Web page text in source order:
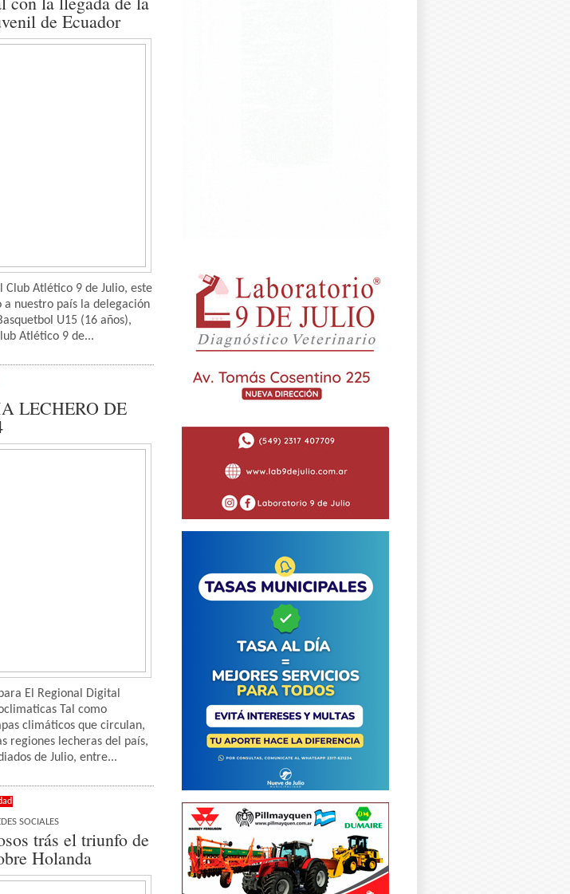
de Ecuador
Club Atlético 9 de Julio, este
a nuestro país la delegación
U15 (16 años),
Atlético 9 de...
LECHERO DE
El Regional Digital
Tal como
climáticos que circulan,
regiones lecheras del país,
de Julio, entre...
SOCIALES
trás el triunfo de
Holanda